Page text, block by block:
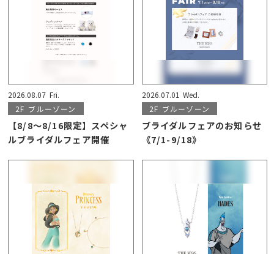
2026.08.07 Fri.
2F ブルーゾーン
【8/8〜8/16限定】スペシャ
ルブライダルフェア開催
2026.07.01 Wed.
2F ブルーゾーン
ブライダルフェアのお知らせ
《7/1-9/18》